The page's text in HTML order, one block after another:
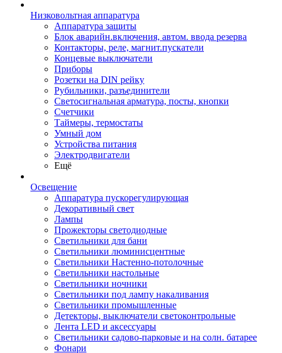
Низковольтная аппаратура
Аппаратура защиты
Блок аварийн.включения, автом. ввода резерва
Контакторы, реле, магнит.пускатели
Концевые выключатели
Приборы
Розетки на DIN рейку
Рубильники, разъединители
Светосигнальная арматура, посты, кнопки
Счетчики
Таймеры, термостаты
Умный дом
Устройства питания
Электродвигатели
Ещё
Освещение
Аппаратура пускорегулирующая
Декоративный свет
Лампы
Прожекторы светодиодные
Светильники для бани
Светильники люминисцентные
Светильники Настенно-потолочные
Светильники настольные
Светильники ночники
Светильники под лампу накаливания
Светильники промышленные
Детекторы, выключатели светоконтрольные
Лента LED и аксессуары
Светильники садово-парковые и на солн. батарее
Фонари